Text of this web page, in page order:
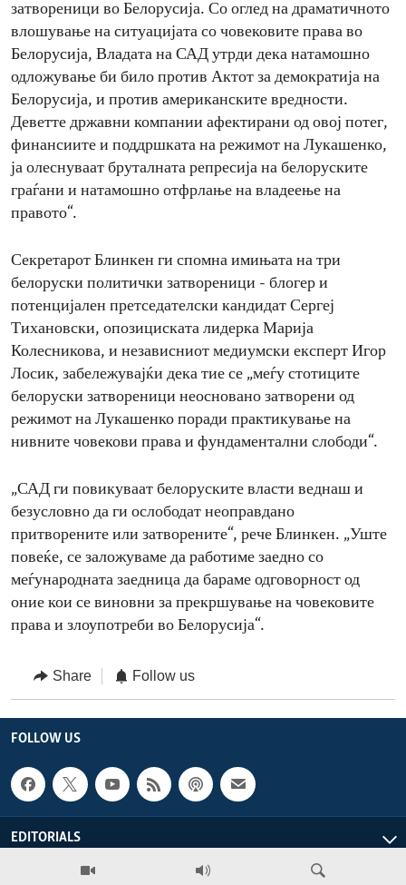
затвореници во Белорусија. Со оглед на драматичното
влошување на ситуацијата со човековите права во
Белорусија, Владата на САД утрди дека натамошно
одложување би било против Актот за демократија на
Белорусија, и против американските вредности.
Деветте државни компании афектирани од овој потег,
финансиите и поддршката на режимот на Лукашенко,
ја олеснуваат бруталната репресија на белоруските
граѓани и натамошно отфрлање на владеење на
правото“.
Секретарот Блинкен ги спомна имињата на три
белоруски политички затвореници - блогер и
потенцијален претседателски кандидат Сергеј
Тихановски, опозициската лидерка Марија
Колесникова, и независниот медиумски експерт Игор
Лосик, забележувајќи дека тие се „меѓу стотиците
белоруски затвореници неосновано затворени од
режимот на Лукашенко поради практикување на
нивните човекови права и фундаментални слободи“.
„САД ги повикуваат белоруските власти веднаш и
безусловно да ги ослободат неоправдано
притворените или затворените“, рече Блинкен. „Уште
повеќе, се заложуваме да работиме заедно со
меѓународната заедница да бараме одговорност од
оние кои се виновни за прекршување на човековите
права и злоупотреби во Белорусија“.
Share Follow us
FOLLOW US
EDITORIALS